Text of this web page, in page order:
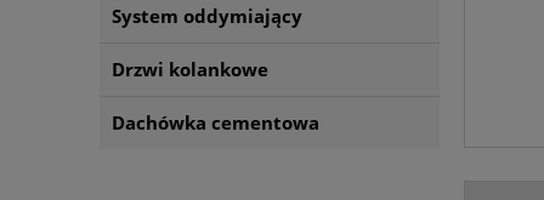
System oddymiający
Drzwi kolankowe
Dachówka cementowa